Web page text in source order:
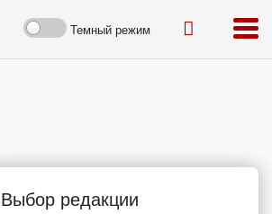
Темный режим
Выбор редакции